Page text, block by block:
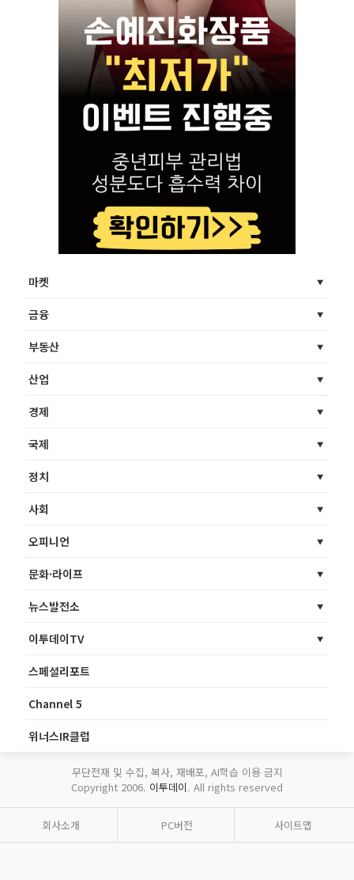
마켓
금융
부동산
산업
경제
국제
정치
사회
오피니언
문화·라이프
뉴스발전소
이투데이TV
스페셜리포트
Channel 5
위너스IR클럽
무단전재 및 수집, 복사, 재배포, AI학습 이용 금지
Copyright 2006. 이투데이. All rights reserved
회사소개 PC버전 사이트맵